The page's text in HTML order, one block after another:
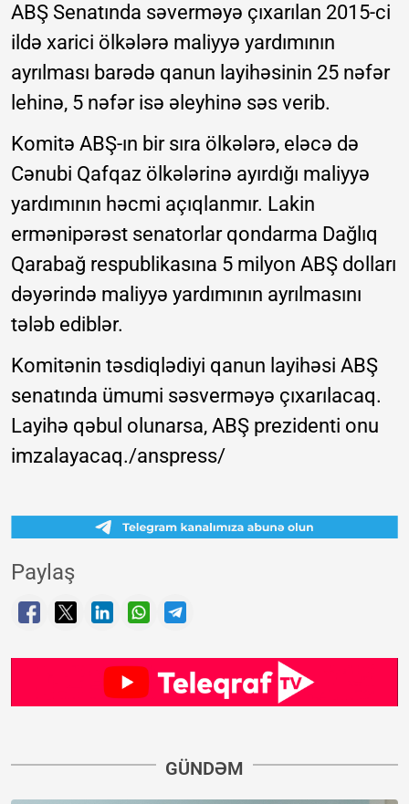
ABŞ Senatında səverməyə çıxarılan 2015-ci
ildə xarici ölkələrə maliyyə yardımının
ayrılması barədə qanun layihəsinin 25 nəfər
lehinə, 5 nəfər isə əleyhinə səs verib.
Komitə ABŞ-ın bir sıra ölkələrə, eləcə də
Cənubi Qafqaz ölkələrinə ayırdığı maliyyə
yardımının həcmi açıqlanmır. Lakin
ermənipərəst senatorlar qondarma Dağlıq
Qarabağ respublikasına 5 milyon ABŞ dolları
dəyərində maliyyə yardımının ayrılmasını
tələb ediblər.
Komitənin təsdiqlədiyi qanun layihəsi ABŞ
senatında ümumi səsverməyə çıxarılacaq.
Layihə qəbul olunarsa, ABŞ prezidenti onu
imzalayacaq./anspress/
Paylaş
GÜNDƏM